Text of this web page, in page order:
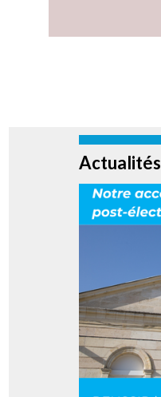
Actualités